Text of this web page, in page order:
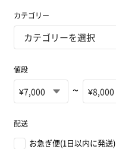
カテゴリー
値段
~
配送
お急ぎ便(1日以内に発送)